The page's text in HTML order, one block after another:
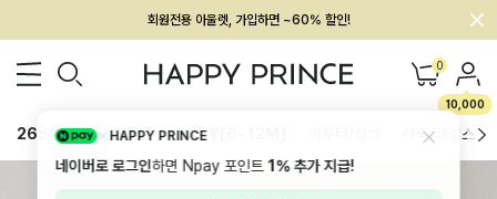
회원전용 아울렛, 가입하면 ~60% 할인!
멤버십 최대 28,000원 혜택 0
10,000
26SS 신상 BEST BABY[6~12M] 하의/레깅스
HAPPY PRINCE
네이버로 로그인하면 Npay 포인트1%추가 지급!